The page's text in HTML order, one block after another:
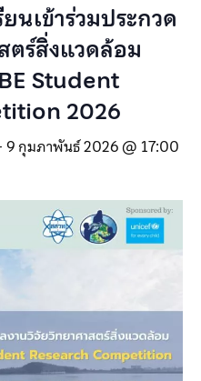
นเข้าร่วมประกวด
ตร์สิ่งแวดล้อม
Student
2026
9 กุมภาพันธ์ 2026 @ 17:00